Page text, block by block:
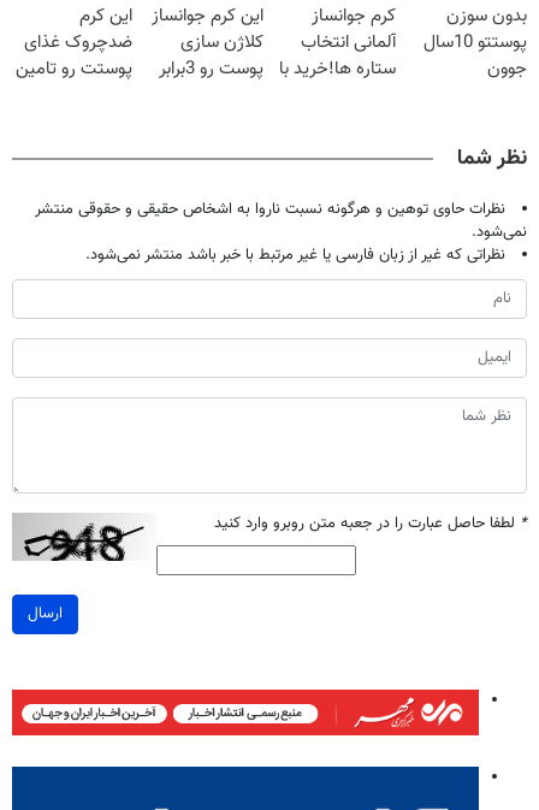
شدی🔥
ویژه تا امشب)
تخفیف ویژه
بدون سوزن
پوستتو 10سال
جوون
کرم جوانساز
آلمانی انتخاب
ستاره ها!خرید با
این کرم جوانساز
کلاژن سازی
پوست رو 3برابر
این کرم
ضدچروک غذای
پوستت رو تامین
نظر شما
نظرات حاوی توهین و هرگونه نسبت ناروا به اشخاص حقیقی و حقوقی منتشر
نمی‌شود.
نظراتی که غیر از زبان فارسی یا غیر مرتبط با خبر باشد منتشر نمی‌شود.
* لطفا حاصل عبارت را در جعبه متن روبرو وارد کنید
ارسال